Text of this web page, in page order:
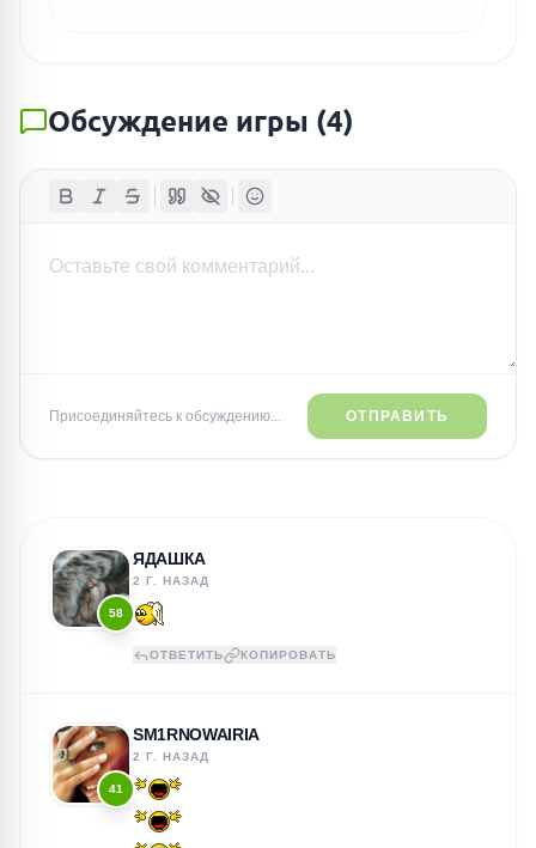
Обсуждение игры (4)
Присоединяйтесь к обсуждению... ОТПРАВИТЬ
58
ЯДАШКА
2 Г. НАЗАД
ОТВЕТИТЬ КОПИРОВАТЬ
41
SM1RNOWAIRIA
2 Г. НАЗАД